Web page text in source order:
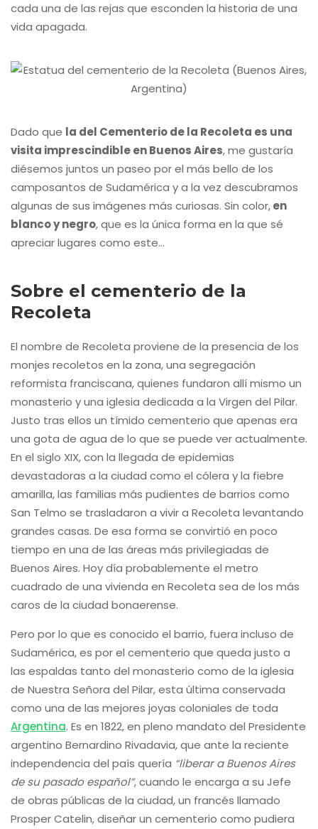
cada una de las rejas que esconden la historia de una
vida apagada.
Dado que la del Cementerio de la Recoleta es una
visita imprescindible en Buenos Aires, me gustaría
diésemos juntos un paseo por el más bello de los
camposantos de Sudamérica y a la vez descubramos
algunas de sus imágenes más curiosas. Sin color,en
blanco y negro, que es la única forma en la que sé
apreciar lugares como este…
Sobre el cementerio de la
Recoleta
El nombre de Recoleta proviene de la presencia de los
monjes recoletos en la zona, una segregación
reformista franciscana, quienes fundaron allí mismo un
monasterio y una iglesia dedicada a la Virgen del Pilar.
Justo tras ellos un tímido cementerio que apenas era
una gota de agua de lo que se puede ver actualmente.
En el siglo XIX, con la llegada de epidemias
devastadoras a la ciudad como el cólera y la fiebre
amarilla, las familias más pudientes de barrios como
San Telmo se trasladaron a vivir a Recoleta levantando
grandes casas. De esa forma se convirtió en poco
tiempo en una de las áreas más privilegiadas de
Buenos Aires. Hoy día probablemente el metro
cuadrado de una vivienda en Recoleta sea de los más
caros de la ciudad bonaerense.
Pero por lo que es conocido el barrio, fuera incluso de
Sudamérica, es por el cementerio que queda justo a
las espaldas tanto del monasterio como de la iglesia
de Nuestra Señora del Pilar, esta última conservada
como una de las mejores joyas coloniales de toda
Argentina. Es en 1822, en pleno mandato del Presidente
argentino Bernardino Rivadavia, que ante la reciente
independencia del país quería “liberar a Buenos Aires
de su pasado español”, cuando le encarga a su Jefe
de obras públicas de la ciudad, un francés llamado
Prosper Catelin, diseñar un cementerio como pudiera